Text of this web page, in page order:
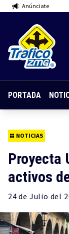
Anúnciate
PORTADA
NOTICIAS
Proyecta
activos
24 de Julio del